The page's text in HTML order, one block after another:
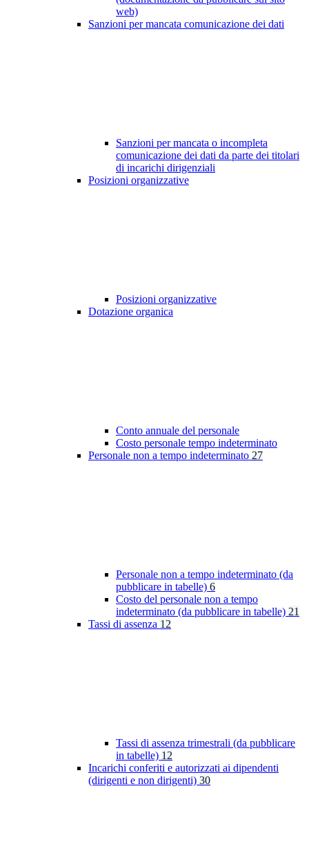
web)
Sanzioni per mancata comunicazione dei dati
Sanzioni per mancata o incompleta
comunicazione dei dati da parte dei titolari
di incarichi dirigenziali
Posizioni organizzative
Posizioni organizzative
Dotazione organica
Conto annuale del personale
Costo personale tempo indeterminato
Personale non a tempo indeterminato 27
Personale non a tempo indeterminato (da
pubblicare in tabelle) 6
Costo del personale non a tempo
indeterminato (da pubblicare in tabelle) 21
Tassi di assenza 12
Tassi di assenza trimestrali (da pubblicare
in tabelle) 12
Incarichi conferiti e autorizzati ai dipendenti
(dirigenti e non dirigenti) 30